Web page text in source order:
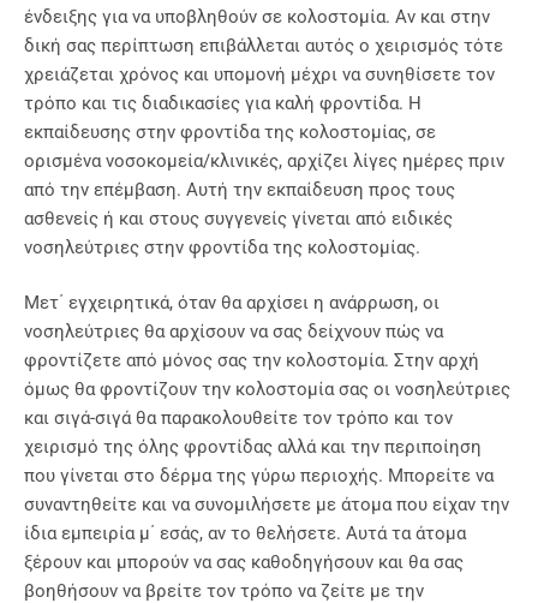
ένδειξης για να υποβληθούν σε κολοστομία. Αν και στην
δική σας περίπτωση επιβάλλεται αυτός ο χειρισμός τότε
χρειάζεται χρόνος και υπομονή μέχρι να συνηθίσετε τον
τρόπο και τις διαδικασίες για καλή φροντίδα. Η
εκπαίδευσης στην φροντίδα της κολοστομίας, σε
ορισμένα νοσοκομεία/κλινικές, αρχίζει λίγες ημέρες πριν
από την επέμβαση. Αυτή την εκπαίδευση προς τους
ασθενείς ή και στους συγγενείς γίνεται από ειδικές
νοσηλεύτριες στην φροντίδα της κολοστομίας.
Μετ΄ εγχειρητικά, όταν θα αρχίσει η ανάρρωση, οι
νοσηλεύτριες θα αρχίσουν να σας δείχνουν πώς να
φροντίζετε από μόνος σας την κολοστομία. Στην αρχή
όμως θα φροντίζουν την κολοστομία σας οι νοσηλεύτριες
και σιγά-σιγά θα παρακολουθείτε τον τρόπο και τον
χειρισμό της όλης φροντίδας αλλά και την περιποίηση
που γίνεται στο δέρμα της γύρω περιοχής. Μπορείτε να
συναντηθείτε και να συνομιλήσετε με άτομα που είχαν την
ίδια εμπειρία μ΄ εσάς, αν το θελήσετε. Αυτά τα άτομα
ξέρουν και μπορούν να σας καθοδηγήσουν και θα σας
βοηθήσουν να βρείτε τον τρόπο να ζείτε με την